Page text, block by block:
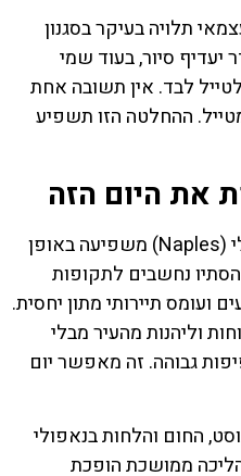
תלויה בעיקר בסגנון
סיור, בעוד שמי
לבד. אין תשובה אחת
ההחלטה הזו תשפיע
את היום הזה
בחירת העונה לטיול יום לנאפולי (Naples) משפיעה באופן
נחשבים לתקופות
ועומס תיירותי מתון יחסית.
וליהנות מהעיר מבלי
גבוהה. זה מאפשר יום
החום והלחות בנאפולי
ממושכת הופכת